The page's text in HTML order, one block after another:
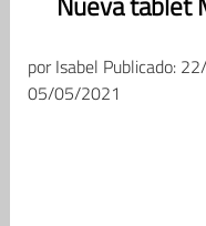
porIsabel Publicado:
05/05/2021